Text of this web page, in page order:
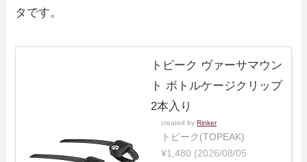
タです。
トピーク ヴァーサマウン
ト ボトルケージクリップ
2本入り
created byRinker
トピーク(TOPEAK)
¥1,480 (2026/08/05